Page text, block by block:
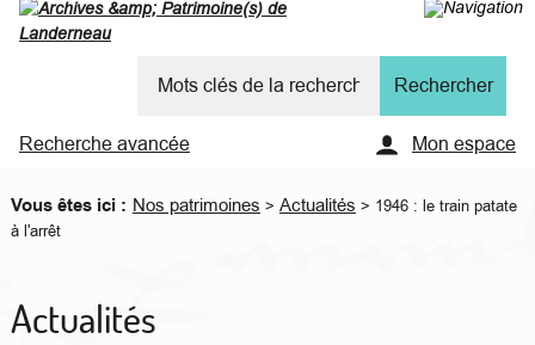
Recherche avancée Mon espace
Vous êtes ici : Nos patrimoines > Actualités > 1946 : le train patate
à l'arrêt
Actualités